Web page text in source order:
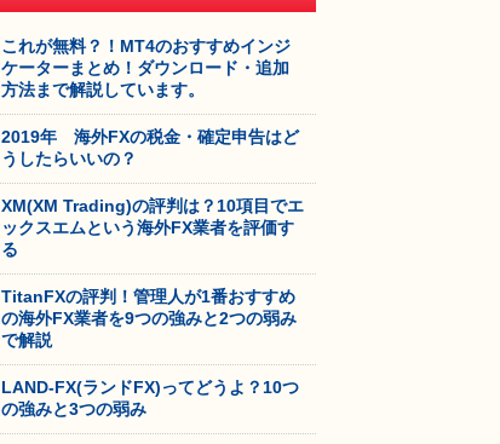
これが無料？！MT4のおすすめインジ
ケーターまとめ！ダウンロード・追加
方法まで解説しています。
2019年 海外FXの税金・確定申告はど
うしたらいいの？
XM(XM Trading)の評判は？10項目でエ
ックスエムという海外FX業者を評価す
る
TitanFXの評判！管理人が1番おすすめ
の海外FX業者を9つの強みと2つの弱み
で解説
LAND-FX(ランドFX)ってどうよ？10つ
の強みと3つの弱み